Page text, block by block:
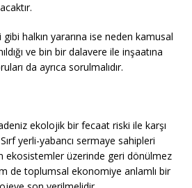
halkın yararına ise neden kamusal
ve bin bir dalavere ile inşaatına
da ayrıca sorulmalıdır.
ekolojik bir fecaat riski ile karşı
yerli-yabancı sermaye sahipleri
ekosistemler üzerinde geri dönülmez
de toplumsal ekonomiye anlamlı bir